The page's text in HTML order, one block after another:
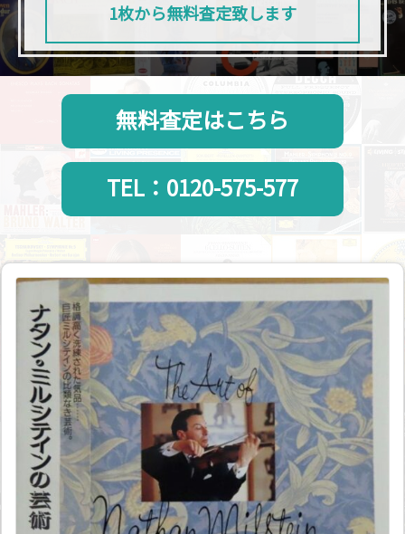
1枚から無料査定致します
無料査定はこちら
TEL：0120-575-577